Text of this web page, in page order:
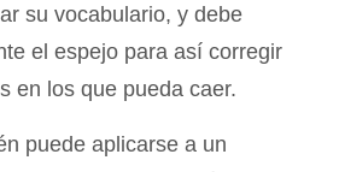
su vocabulario, y debe
el espejo para así corregir
en los que pueda caer.
puede aplicarse a un